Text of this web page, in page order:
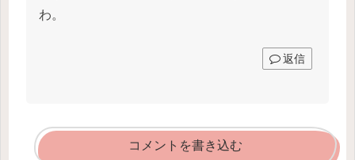
わ。
返信
コメントを書き込む